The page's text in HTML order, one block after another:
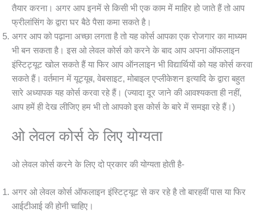
तैयार करना। अगर आप इनमें से किसी भी एक काम में माहिर हो जाते हैं तो आप
फ्रीलांसिंग के द्वारा घर बैठे पैसा कमा सकते है।
अगर आप को पढ़ाना अच्छा लगता है तो यह कोर्स आपका एक रोजगार का माध्यम
भी बन सकता है। इस ओ लेवल कोर्स को करने के बाद आप अपना ऑफलाइन
इंस्टिट्यूट खोल सकते हैं या फिर आप ऑनलाइन भी विद्यार्थियों को यह कोर्स करवा
सकते हैं। वर्तमान में यूट्यूब, वेबसाइट, मोबाइल एप्लीकेशन इत्यादि के द्वारा बहुत
सारे अध्यापक यह कोर्स करवा रहे हैं। (ज्यादा दूर जाने की आवश्यकता ही नहीं,
आप हमें ही देख लीजिए हम भी तो आपको इस कोर्स के बारे में समझा रहे हैं।)
ओ लेवल कोर्स के लिए योग्यता
ओ लेवल कोर्स करने के लिए दो प्रकार की योग्यता होती है-
अगर ओ लेवल कोर्स ऑफलाइन इंस्टिट्यूट से कर रहे है तो बारहवीं पास या फिर
आईटीआई की होनी चाहिए।